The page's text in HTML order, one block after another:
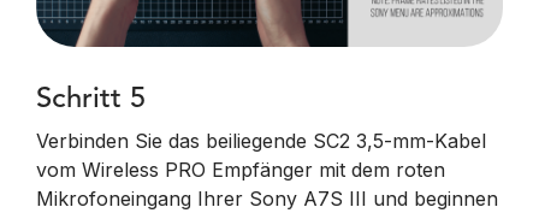
Schritt 5
Verbinden Sie das beiliegende SC2 3,5-mm-Kabel
vom Wireless PRO Empfänger mit dem roten
Mikrofoneingang Ihrer Sony A7S III und beginnen